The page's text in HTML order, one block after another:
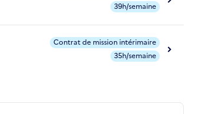
39h/semaine
Contrat de mission intérimaire
35h/semaine